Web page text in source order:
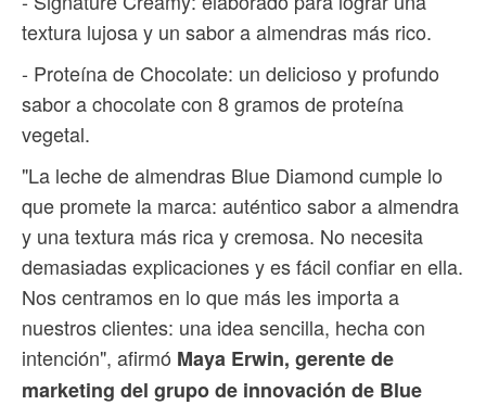
textura lujosa y un sabor a almendras más rico.
- Proteína de Chocolate: un delicioso y profundo
sabor a chocolate con 8 gramos de proteína
vegetal.
"La leche de almendras Blue Diamond cumple lo
que promete la marca: auténtico sabor a almendra
y una textura más rica y cremosa. No necesita
demasiadas explicaciones y es fácil confiar en ella.
Nos centramos en lo que más les importa a
nuestros clientes: una idea sencilla, hecha con
intención", afirmó Maya Erwin, gerente de
marketing del grupo de innovación de Blue